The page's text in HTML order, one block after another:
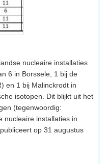
nucleaire installaties
6 in Borssele, 1 bij de
en 1 bij Malinckrodt in
isotopen. Dit blijkt uit het
(tegenwoordig:
nucleaire installaties in
op 31 augustus